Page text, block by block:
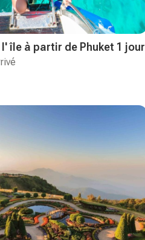
île à partir de Phuket 1 jour